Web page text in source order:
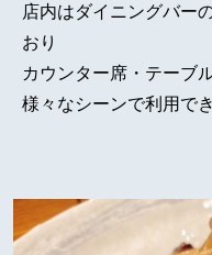
店内はダイニングバー
おり
カウンター席・テーブ
様々なシーンで利用で